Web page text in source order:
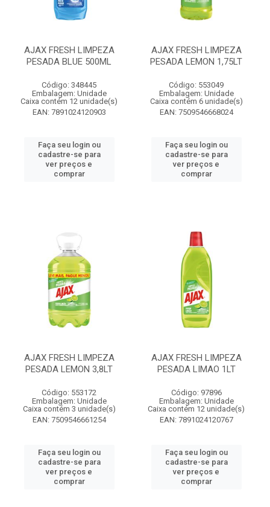
AJAX FRESH LIMPEZA
PESADA BLUE 500ML
Código: 348445
Embalagem: Unidade
Caixa contém 12 unidade(s)
EAN: 7891024120903
Faça seu login ou
cadastre-se para
ver preços e
comprar
AJAX FRESH LIMPEZA
PESADA LEMON 1,75LT
Código: 553049
Embalagem: Unidade
Caixa contém 6 unidade(s)
EAN: 7509546668024
Faça seu login ou
cadastre-se para
ver preços e
comprar
AJAX FRESH LIMPEZA
PESADA LEMON 3,8LT
Código: 553172
Embalagem: Unidade
Caixa contém 3 unidade(s)
EAN: 7509546661254
Faça seu login ou
cadastre-se para
ver preços e
comprar
AJAX FRESH LIMPEZA
PESADA LIMAO 1LT
Código: 97896
Embalagem: Unidade
Caixa contém 12 unidade(s)
EAN: 7891024120767
Faça seu login ou
cadastre-se para
ver preços e
comprar